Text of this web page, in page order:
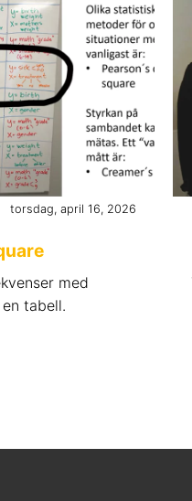
torsdag, april 16, 2026
med
tabell.